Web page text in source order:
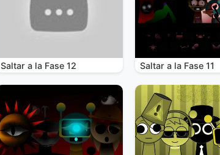
Saltar a la Fase 12 Saltar a la Fase 11